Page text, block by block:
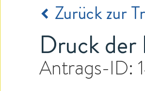
Zurück zur
Druck der
Antrags-ID: